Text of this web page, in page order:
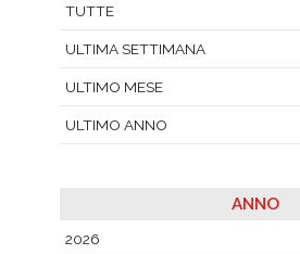
TUTTE
ULTIMA SETTIMANA
ULTIMO MESE
ULTIMO ANNO
ANNO
2026